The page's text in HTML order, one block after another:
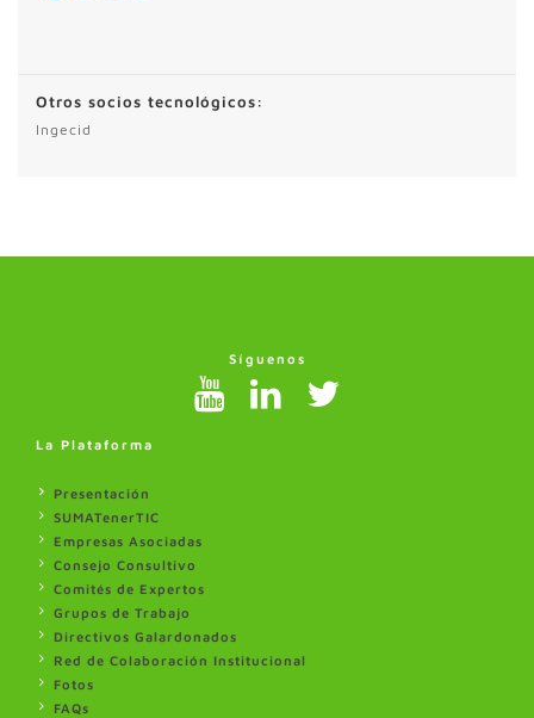
Otros socios tecnológicos:
Ingecid
Síguenos
La Plataforma
Presentación
SUMATenerTIC
Empresas Asociadas
Consejo Consultivo
Comités de Expertos
Grupos de Trabajo
Directivos Galardonados
Red de Colaboración Institucional
Fotos
FAQs